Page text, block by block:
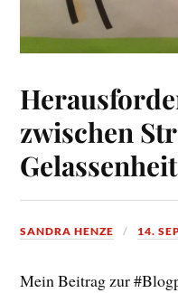
zwischen
Gelassenheit
SANDRA HENZE 14.
Mein Beitrag zur